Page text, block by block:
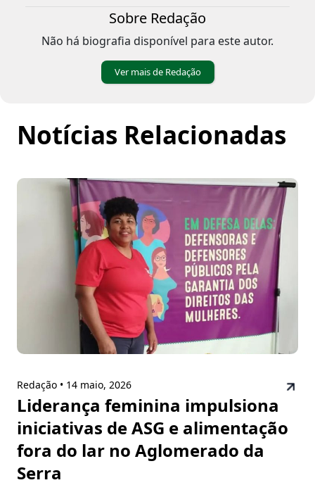
Sobre Redação
Não há biografia disponível para este autor.
Ver mais de Redação
Notícias Relacionadas
Redação • 14 maio, 2026
Liderança feminina impulsiona
iniciativas de ASG e alimentação
fora do lar no Aglomerado da
Serra